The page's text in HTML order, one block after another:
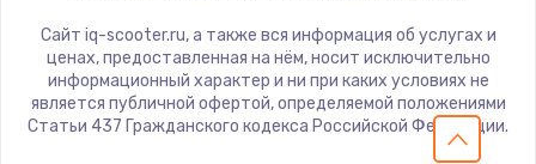
Сайт iq-scooter.ru, а также вся информация об услугах и
ценах, предоставленная на нём, носит исключительно
информационный характер и ни при каких условиях не
является публичной офертой, определяемой положениями
Статьи 437 Гражданского кодекса Российской Федерации.